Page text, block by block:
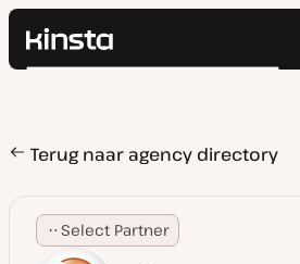
Kinsta®
Prijzen
Bronnen
Contact
Zoeken
Terug naar agency directory
Select Partner